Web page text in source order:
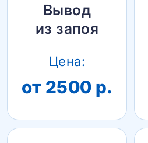
Вывод
из запоя
Цена:
от 2500 р.